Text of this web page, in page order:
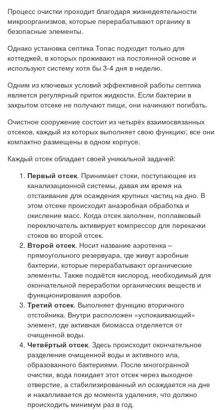
Процесс очистки проходит благодаря жизнедеятельности
микроорганизмов, которые перерабатывают органику в
безопасные элементы.
Однако установка септика Топас подходит только для
коттеджей, в которых проживают на постоянной основе и
используют систему хотя бы 3-4 дня в неделю.
Одним из ключевых условий эффективной работы септика
является регулярный приток жидкости. Если бактерии в
закрытом отсеке не получают пищи, они начинают погибать.
Очистное сооружение состоит из четырёх взаимосвязанных
отсеков, каждый из которых выполняет свою функцию; все они
компактно размещены в одном корпусе.
Каждый отсек обладает своей уникальной задачей:
Первый отсек. Принимает стоки, поступающие из
канализационной системы, давая им время на
отстаивание для осаждения крупных частиц на дно. В
этом отсеке происходит анаэробная обработка и
окисление масс. Когда отсек заполнен, поплавковый
переключатель активирует компрессор для перекачки
стоков во второй отсек.
Второй отсек. Носит название аэротенка –
прямоугольного резервуара, где живут аэробные
бактерии, которые перерабатывают органические
элементы. Также подаётся кислород, необходимый для
окончательной переработки органических веществ и
функционирования аэробов.
Третий отсек. Выполняет функцию вторичного
отстойника. Внутри расположен «успокаивающий»
элемент, где активная биомасса отделяется от
очищенной воды.
Четвёртый отсек. Здесь происходит окончательное
разделение очищенной воды и активного ила,
образованного бактериями. После многогранной
очистки, вода покидает этот отсек через выходное
отверстие, а стабилизированный ил осаждается на дне
и накапливается до момента удаления, что должно
происходить минимум раз в год.